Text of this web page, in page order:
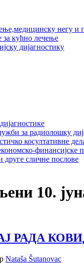
негу и
кућно лечење
дијагностику
за радиолошку
косултативне
финансијске
друге сличне послове
10.
РАДА
Nataša Šutanovac